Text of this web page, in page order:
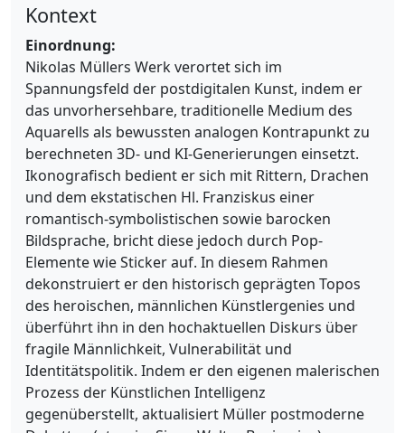
Kontext
Einordnung:
Nikolas Müllers Werk verortet sich im
Spannungsfeld der postdigitalen Kunst, indem er
das unvorhersehbare, traditionelle Medium des
Aquarells als bewussten analogen Kontrapunkt zu
berechneten 3D- und KI-Generierungen einsetzt.
Ikonografisch bedient er sich mit Rittern, Drachen
und dem ekstatischen Hl. Franziskus einer
romantisch-symbolistischen sowie barocken
Bildsprache, bricht diese jedoch durch Pop-
Elemente wie Sticker auf. In diesem Rahmen
dekonstruiert er den historisch geprägten Topos
des heroischen, männlichen Künstlergenies und
überführt ihn in den hochaktuellen Diskurs über
fragile Männlichkeit, Vulnerabilität und
Identitätspolitik. Indem er den eigenen malerischen
Prozess der Künstlichen Intelligenz
gegenüberstellt, aktualisiert Müller postmoderne